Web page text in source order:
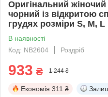
Оригінальний
чорний із відкритою
грудях розміри S, M, L
В наявності
Код: NB2604
Роздріб
933 ₴ 1 244 ₴
Економія 311 ₴